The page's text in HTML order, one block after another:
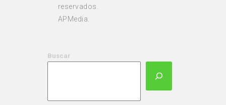
reservados.
APMedia.
Buscar